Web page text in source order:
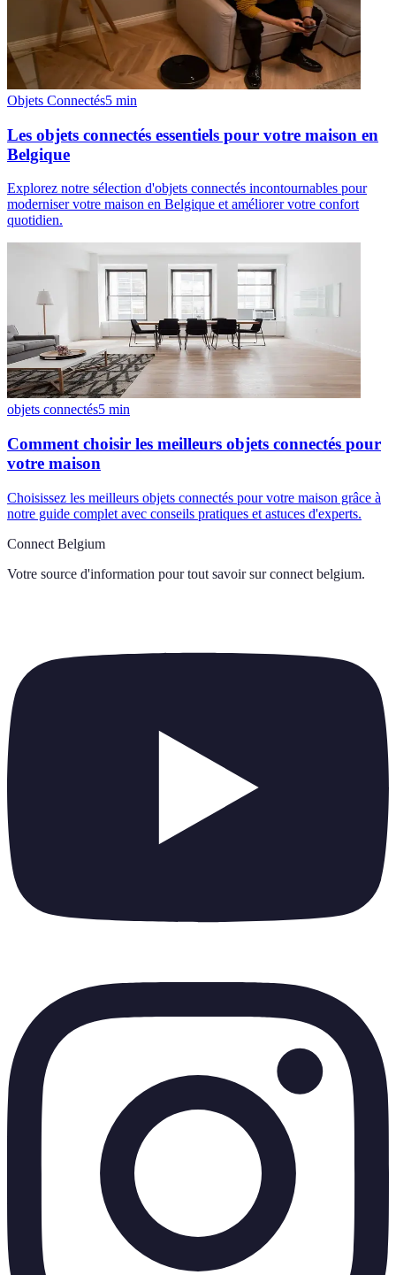
Objets Connectés5 min
Les objets connectés essentiels pour votre maison en
Belgique
Explorez notre sélection d'objets connectés incontournables pour
moderniser votre maison en Belgique et améliorer votre confort
quotidien.
objets connectés5 min
Comment choisir les meilleurs objets connectés pour
votre maison
Choisissez les meilleurs objets connectés pour votre maison grâce à
notre guide complet avec conseils pratiques et astuces d'experts.
Connect Belgium
Votre source d'information pour tout savoir sur connect belgium.